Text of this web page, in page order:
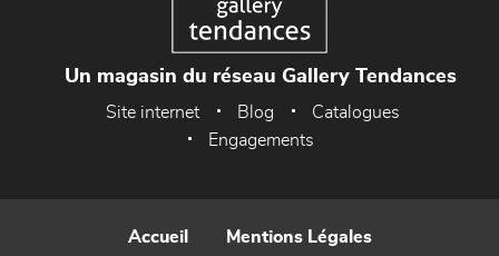
Un magasin du réseau Gallery Tendances
Site internet Blog
Catalogues
Engagements
Accueil Mentions Légales